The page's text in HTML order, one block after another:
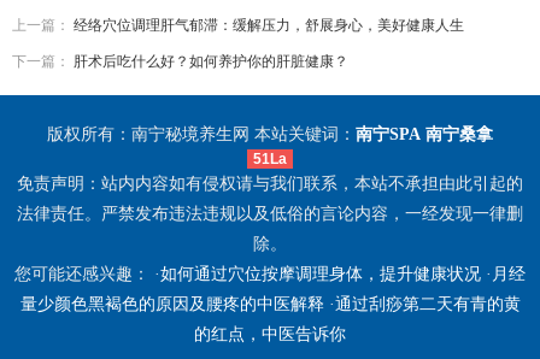
上一篇： 经络穴位调理肝气郁滞：缓解压力，舒展身心，美好健康人生
下一篇： 肝术后吃什么好？如何养护你的肝脏健康？
版权所有：南宁秘境养生网 本站关键词： 南宁SPA 南宁桑拿
51La
免责声明：站内内容如有侵权请与我们联系，本站不承担由此引起的
法律责任。严禁发布违法违规以及低俗的言论内容，一经发现一律删
除。
您可能还感兴趣： ·如何通过穴位按摩调理身体，提升健康状况 · 月经
量少颜色黑褐色的原因及腰疼的中医解释·通过刮痧第二天有青的黄
的红点，中医告诉你